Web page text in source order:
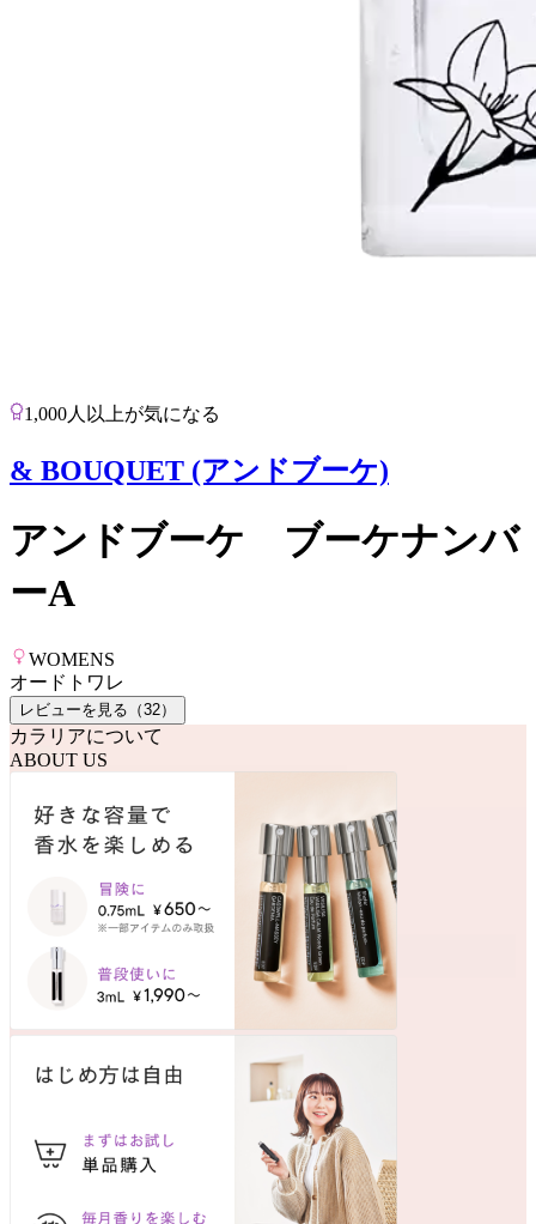
1,000人以上が気になる
& BOUQUET (アンドブーケ)
アンドブーケ ブーケナンバ
ーA
WOMENS
オードトワレ
レビューを見る（32）
カラリアについて
ABOUT US